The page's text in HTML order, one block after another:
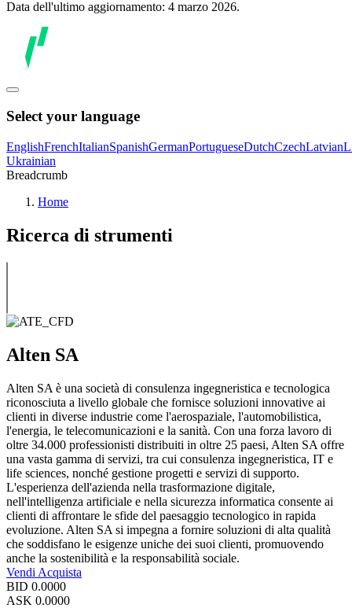
Data dell'ultimo aggiornamento: 4 marzo 2026.
Select your language
EnglishFrenchItalianSpanishGermanPortugueseDutchCzechLatvian
Ukrainian
Breadcrumb
Home
Ricerca di strumenti
Alten SA
Alten SA è una società di consulenza ingegneristica e tecnologica
riconosciuta a livello globale che fornisce soluzioni innovative ai
clienti in diverse industrie come l'aerospaziale, l'automobilistica,
l'energia, le telecomunicazioni e la sanità. Con una forza lavoro di
oltre 34.000 professionisti distribuiti in oltre 25 paesi, Alten SA offre
una vasta gamma di servizi, tra cui consulenza ingegneristica, IT e
life sciences, nonché gestione progetti e servizi di supporto.
L'esperienza dell'azienda nella trasformazione digitale,
nell'intelligenza artificiale e nella sicurezza informatica consente ai
clienti di affrontare le sfide del paesaggio tecnologico in rapida
evoluzione. Alten SA si impegna a fornire soluzioni di alta qualità
che soddisfano le esigenze uniche dei suoi clienti, promuovendo
anche la sostenibilità e la responsabilità sociale.
Vendi Acquista
BID 0.0000
ASK 0.0000